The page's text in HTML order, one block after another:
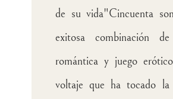
de su vida"Cincuenta
exitosa combinación
romántica y juego
voltaje que ha tocado